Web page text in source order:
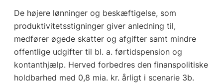
De højere lønninger og beskæftigelse, som
produktivitetsstigninger giver anledning til,
medfører øgede skatter og afgifter samt mindre
offentlige udgifter til bl. a. førtidspension og
kontanthjælp. Herved forbedres den finanspolitiske
holdbarhed med 0,8 mia. kr. årligt i scenarie 3b.